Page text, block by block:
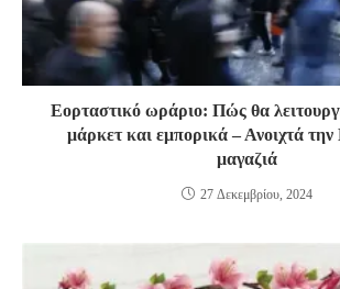
Εορταστικό ωράριο: Πώς θα
μάρκετ και εμπορικά – Ανοιχτά
μαγαζιά
27 Δεκεμβρίου, 2024